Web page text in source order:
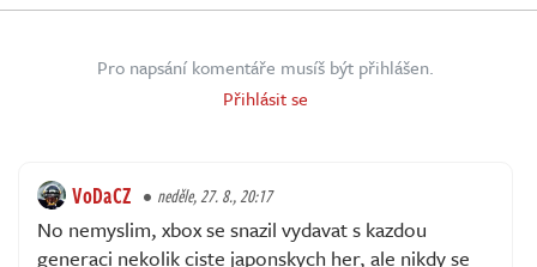
Pro napsání komentáře musíš být přihlášen.
Přihlásit se
VoDaCZ neděle, 27. 8., 20:17
No nemyslim, xbox se snazil vydavat s kazdou
generaci nekolik ciste japonskych her, ale nikdy se